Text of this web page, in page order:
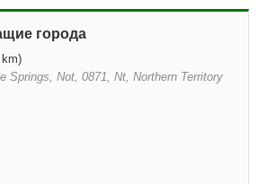
города
km)
Springs, Not, 0871, Nt, Northern Territory